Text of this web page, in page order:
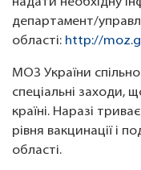
департамент/
області: http://
МОЗ України
спеціальні заходи,
країні. Наразі
рівня вакцинації і
області.